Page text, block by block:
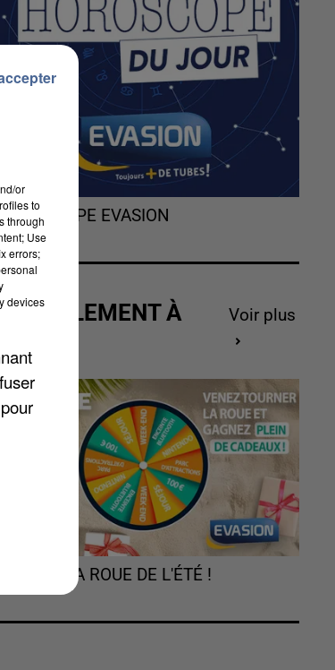
EVASION
À
Voir plus
LA ROUE DE L'ÉTÉ !
or
to
through
Use
errors;
devices